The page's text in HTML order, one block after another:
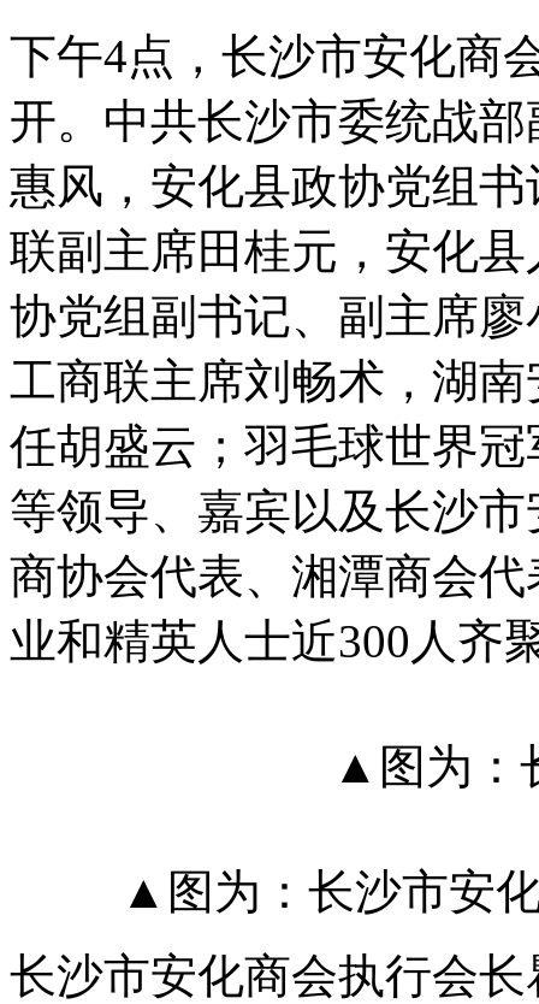
下午4点，长沙市安化商
开。中共长沙市委统战
惠风，安化县政协党组
联副主席田桂元，安化
协党组副书记、副主席
工商联主席刘畅术，湖
任胡盛云；羽毛球世界
等领导、嘉宾以及长沙
商协会代表、湘潭商会
业和精英人士近300人齐
▲图为：
▲图为：长沙市安
长沙市安化商会执行会